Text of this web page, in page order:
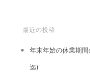
最近の投稿
年末年始の休業期
迄)